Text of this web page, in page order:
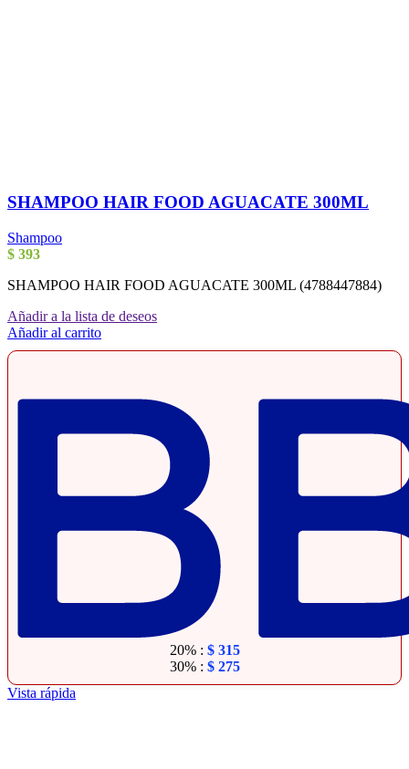
SHAMPOO HAIR FOOD AGUACATE 300ML
Shampoo
$ 393
SHAMPOO HAIR FOOD AGUACATE 300ML (4788447884)
Añadir a la lista de deseos
Añadir al carrito
20% : $315
30% : $275
Vista rápida